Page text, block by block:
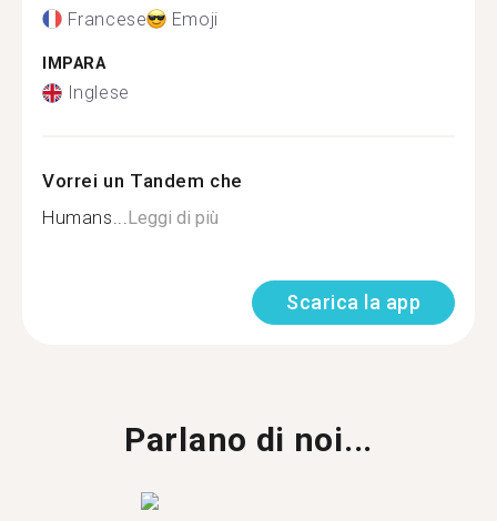
Francese Emoji
IMPARA
Inglese
Vorrei un Tandem che
Humans...Leggi di più
Scarica la app
Parlano di noi...